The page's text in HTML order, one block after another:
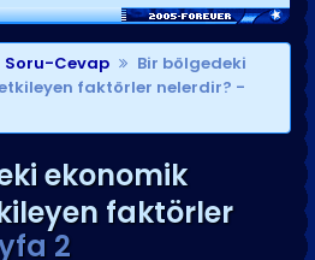
Soru-Cevap
Bir bölgedeki
faktörler nelerdir? -
ekonomik
faktörler
2